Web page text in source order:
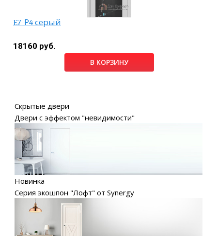
E7-Р4 серый
18160 руб.
В КОРЗИНУ
Скрытые двери
Двери с эффектом "невидимости"
Новинка
Серия экошпон "Лофт" от Synergy